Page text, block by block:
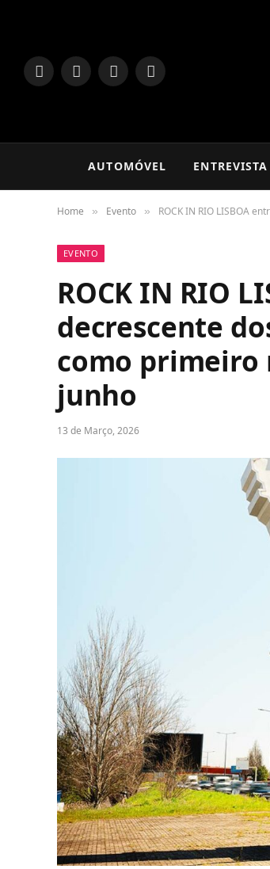
LinkedInFacebookInstagram
TikTok
AUTOMÓVEL ENTREVISTA
Home » Evento » ROCK IN RIO LISBOA
EVENTO
ROCK IN RIO
decrescente
como primeiro
junho
13 de Março, 2026